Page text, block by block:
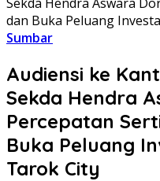
dan Buka Peluang
Sumbar
Audiensi ke
Sekda Hendra
Percepatan
Buka Peluang
Tarok City